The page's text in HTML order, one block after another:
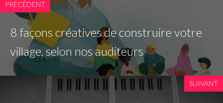
PRÉCÉDENT
8 façons créatives de construire votre
village, selon nos auditeurs
SUIVANT